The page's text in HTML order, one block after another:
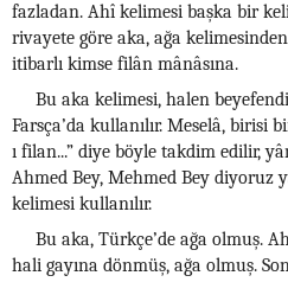
fazladan. Ahî kelimesi başka bir
rivayete göre aka, ağa
itibarlı kimse filân mânâsına.
Bu aka kelimesi, halen
Farsça’da kullanılır. Meselâ, birisi
ı filan...” diye böyle takdim edilir,
Ahmed Bey, Mehmed Bey diyoruz
kelimesi kullanılır.
Bu aka, Türkçe’de ağa olmuş.
hali gayına dönmüş, ağa olmuş.